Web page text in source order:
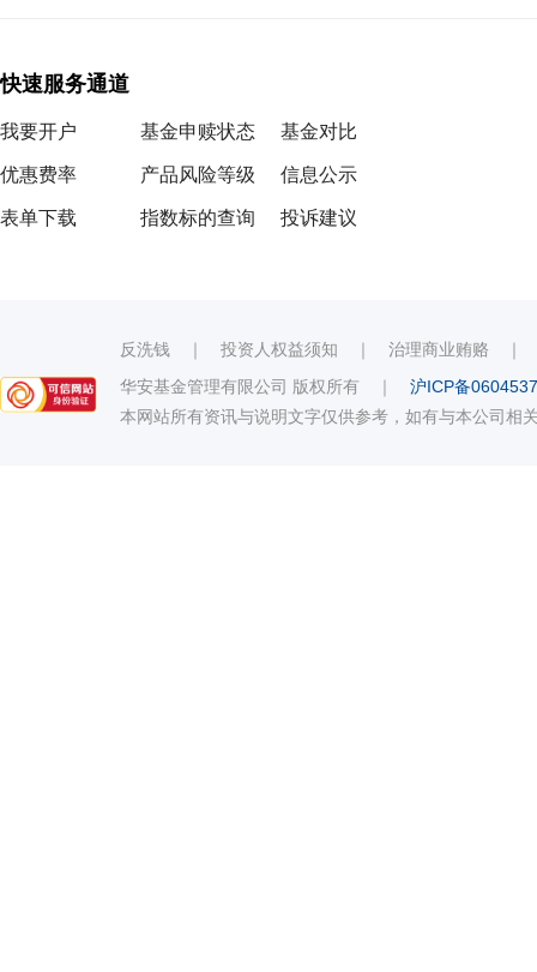
快速服务通道
我要开户
优惠费率
表单下载
基金申赎状态
产品风险等级
指数标的查询
基金对比
信息公示
投诉建议
反洗钱 ｜ 投资人权益须知 ｜ 治理商业贿赂
华安基金管理有限公司 版权所有 ｜ 沪ICP备
本网站所有资讯与说明文字仅供参考，如有与本公司相